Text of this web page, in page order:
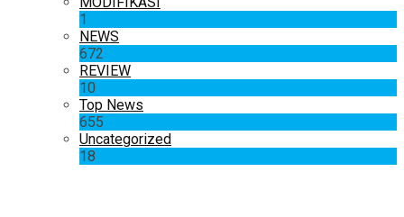
1
NEWS
672
REVIEW
10
Top News
655
Uncategorized
18